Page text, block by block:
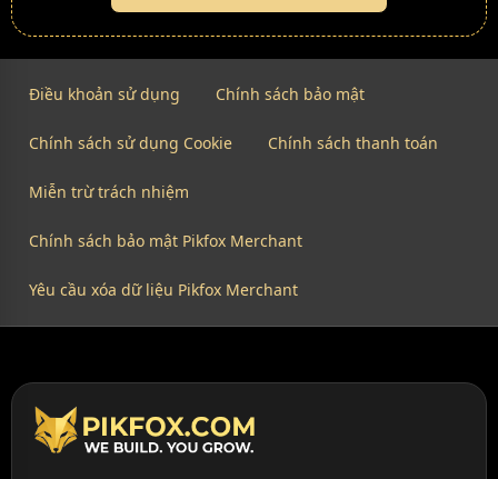
Điều khoản sử dụng Chính sách bảo mật
Chính sách sử dụng Cookie Chính sách thanh toán
Miễn trừ trách nhiệm
Chính sách bảo mật Pikfox Merchant
Yêu cầu xóa dữ liệu Pikfox Merchant